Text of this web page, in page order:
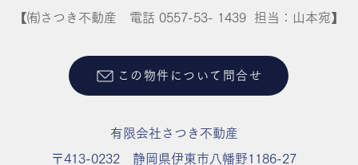
【㈲さつき不動産 ​電話 0557-53- 1439 担当：山本宛】
この物件について問合せ
有限会社さつき不動産
〒413-0232 静岡県伊東市八幡野1186-27